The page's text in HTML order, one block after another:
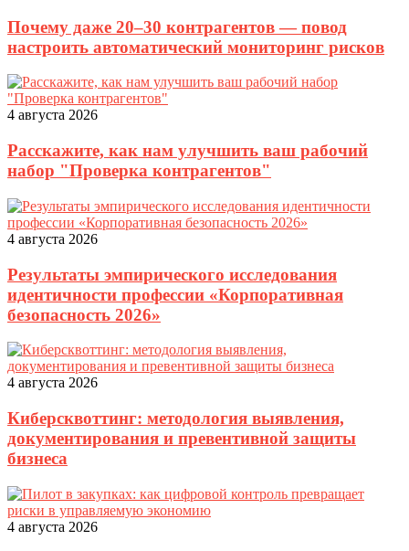
Почему даже 20–30 контрагентов — повод
настроить автоматический мониторинг рисков
4 августа 2026
Расскажите, как нам улучшить ваш рабочий
набор "Проверка контрагентов"
4 августа 2026
Результаты эмпирического исследования
идентичности профессии «Корпоративная
безопасность 2026»
4 августа 2026
Киберсквоттинг: методология выявления,
документирования и превентивной защиты
бизнеса
4 августа 2026